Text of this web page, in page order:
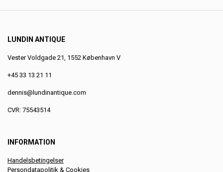
LUNDIN ANTIQUE
Vester Voldgade 21, 1552 København V
+45 33 13 21 11
dennis@lundinantique.com
CVR: 75543514
INFORMATION
Handelsbetingelser
Persondatapolitik & Cookies